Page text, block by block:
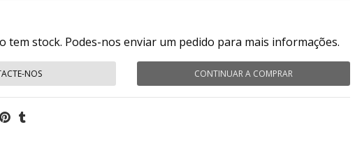
tem stock. Podes-nos enviar um pedido para mais informações.
NOS CONTINUAR A COMPRAR